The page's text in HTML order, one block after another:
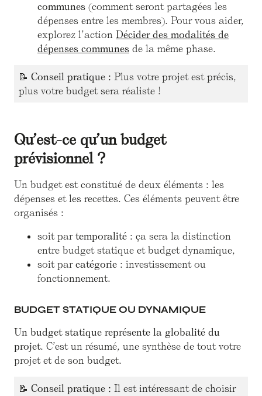
communes (comment seront partagées les
dépenses entre les membres). Pour vous aider,
explorez l’action Décider des modalités de
dépenses communes de la même phase.
📝 Conseil pratique : Plus votre projet est précis,
plus votre budget sera réaliste !
Qu’est-ce qu’un budget
prévisionnel ?
Un budget est constitué de deux éléments : les
dépenses et les recettes. Ces éléments peuvent être
organisés :
soit par temporalité : ça sera la distinction
entre budget statique et budget dynamique,
soit par catégorie : investissement ou
fonctionnement.
BUDGET STATIQUE OU DYNAMIQUE
Un budget statique représente la globalité du
projet. C’est un résumé, une synthèse de tout votre
projet et de son budget.
📝 Conseil pratique : Il est intéressant de choisir